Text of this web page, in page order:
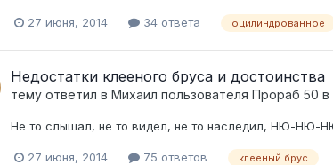
27 июня, 2014 34 ответа оцилиндрованное
Недостатки клееного бруса и достоинства
тему ответил в Михаил пользователя Прораб 50 в
Не то слышал, не то видел, не то наследил, НЮ-НЮ-
27 июня, 2014 75 ответов клееный брус